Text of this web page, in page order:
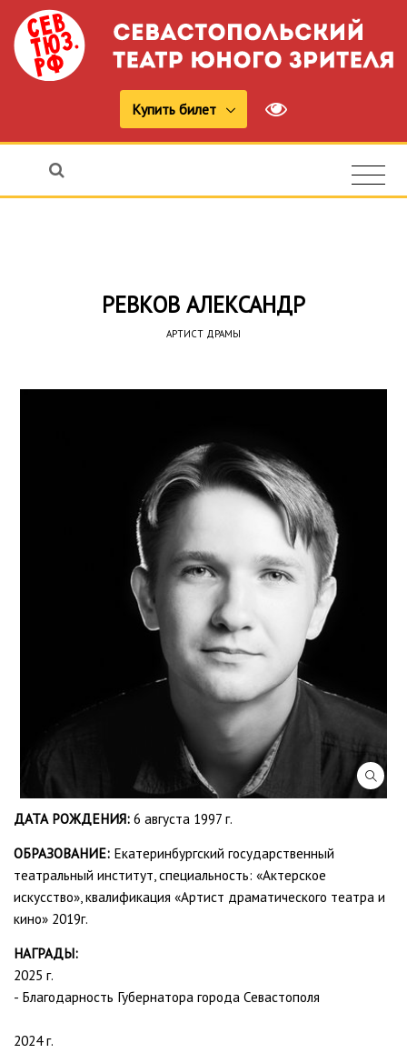
Купить билет
РЕВКОВ АЛЕКСАНДР
АРТИСТ ДРАМЫ
ДАТА РОЖДЕНИЯ: 6 августа 1997 г.
ОБРАЗОВАНИЕ: Екатеринбургский государственный
театральный институт, специальность: «Актерское
искусство», квалификация «Артист драматического театра и
кино» 2019г.
НАГРАДЫ:
2025 г.
- Благодарность Губернатора города Севастополя
2024 г.